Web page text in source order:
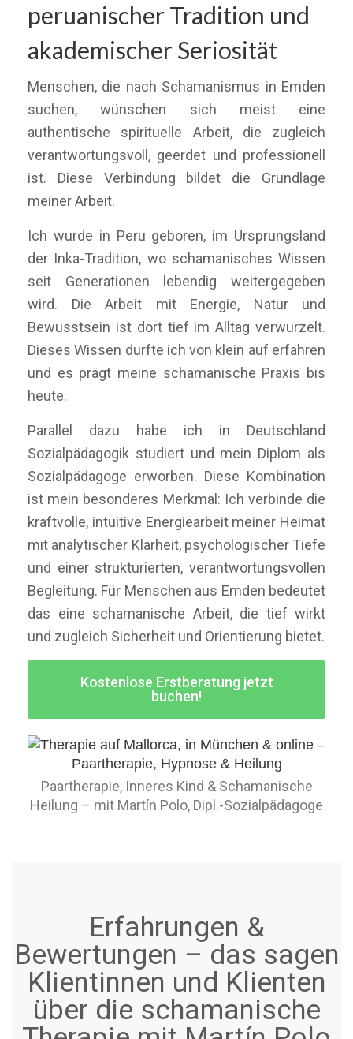
peruanischer Tradition und
akademischer Seriosität
Menschen, die nach Schamanismus in Emden
suchen, wünschen sich meist eine
authentische spirituelle Arbeit, die zugleich
verantwortungsvoll, geerdet und professionell
ist. Diese Verbindung bildet die Grundlage
meiner Arbeit.
Ich wurde in Peru geboren, im Ursprungsland
der Inka-Tradition, wo schamanisches Wissen
seit Generationen lebendig weitergegeben
wird. Die Arbeit mit Energie, Natur und
Bewusstsein ist dort tief im Alltag verwurzelt.
Dieses Wissen durfte ich von klein auf erfahren
und es prägt meine schamanische Praxis bis
heute.
Parallel dazu habe ich in Deutschland
Sozialpädagogik studiert und mein Diplom als
Sozialpädagoge erworben. Diese Kombination
ist mein besonderes Merkmal: Ich verbinde die
kraftvolle, intuitive Energiearbeit meiner Heimat
mit analytischer Klarheit, psychologischer Tiefe
und einer strukturierten, verantwortungsvollen
Begleitung. Für Menschen aus Emden bedeutet
das eine schamanische Arbeit, die tief wirkt
und zugleich Sicherheit und Orientierung bietet.
Kostenlose Erstberatung jetzt
buchen!
Paartherapie, Inneres Kind & Schamanische
Heilung – mit Martín Polo, Dipl.-Sozialpädagoge
Erfahrungen &
Bewertungen – das sagen
Klientinnen und Klienten
über die schamanische